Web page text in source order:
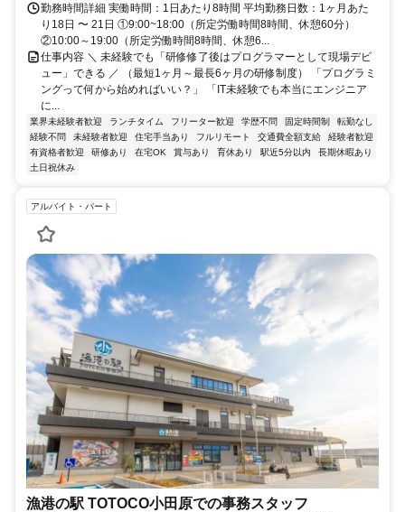
勤務時間詳細 実働時間：1日あたり8時間 平均勤務日数：1ヶ月あた
り18日 〜 21日 ①9:00~18:00（所定労働時間8時間、休憩60分）
②10:00～19:00（所定労働時間8時間、休憩6...
仕事内容 ＼ 未経験でも「研修修了後はプログラマーとして現場デビ
ュー」できる ／ （最短1ヶ月～最長6ヶ月の研修制度） 「プログラミ
ングって何から始めればいい？」 「IT未経験でも本当にエンジニア
に...
業界未経験者歓迎 ランチタイム フリーター歓迎 学歴不問 固定時間制
転勤なし
経験不問
未経験者歓迎 住宅手当あり フルリモート 交通費全額支給
経験者歓迎
有資格者歓迎
研修あり 在宅OK 賞与あり 育休あり 駅近5分以内
長期休暇あり
土日祝休み
アルバイト・パート
漁港の駅 TOTOCO小田原での事務スタッフ